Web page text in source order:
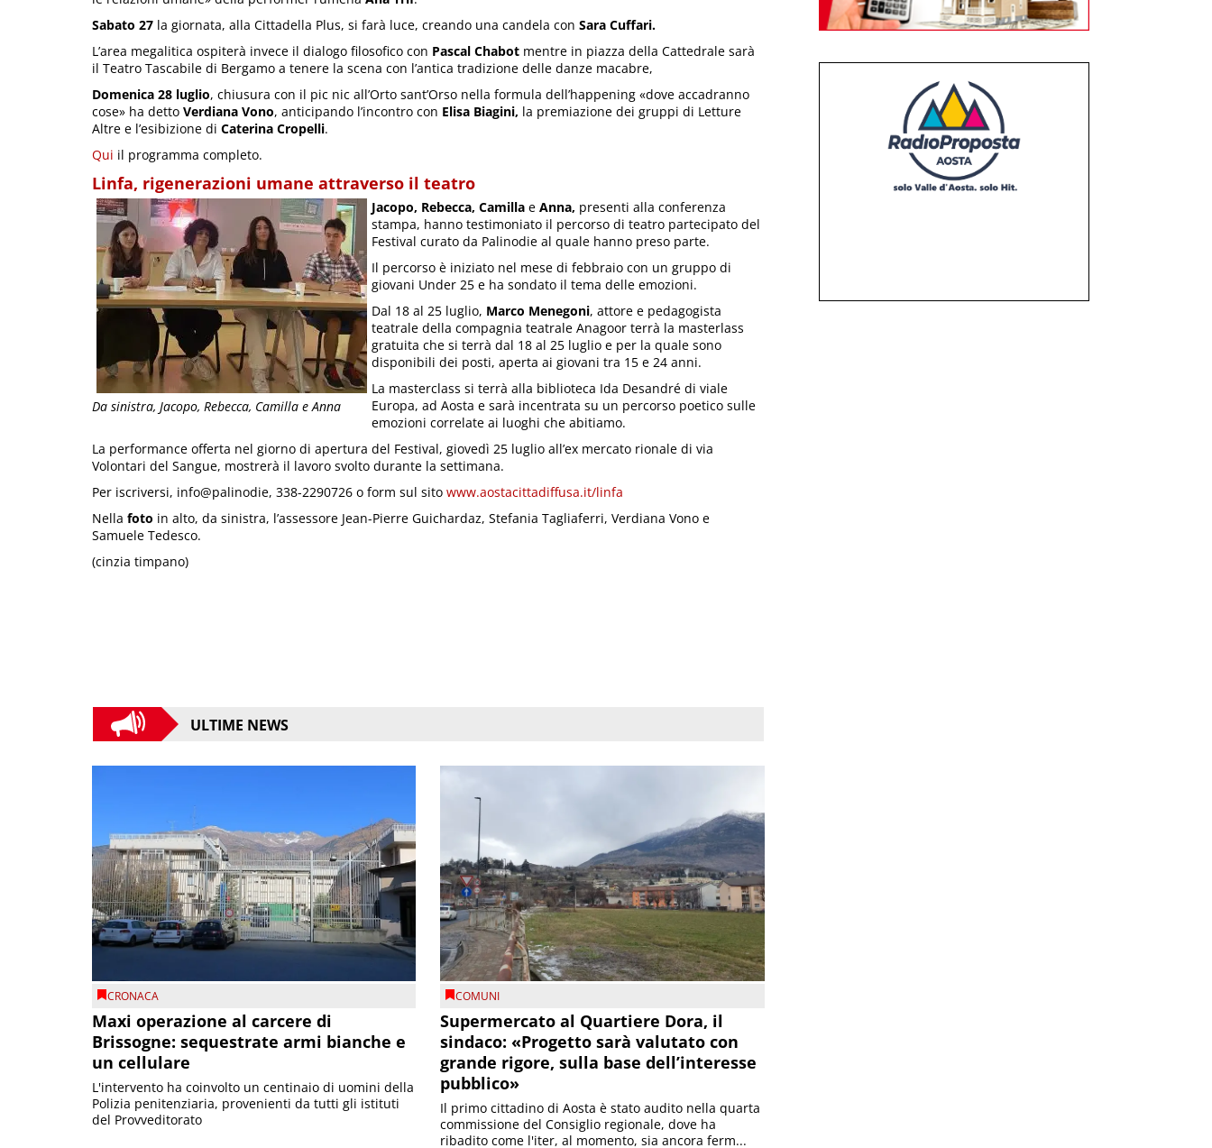
Sabato 27 la giornata, alla Cittadella Plus, si farà luce, creando una candela con Sara Cuffari.
L’area megalitica ospiterà invece il dialogo filosofico con Pascal Chabot mentre in piazza della Cattedrale sarà
il Teatro Tascabile di Bergamo a tenere la scena con l’antica tradizione delle danze macabre,
Domenica 28 luglio, chiusura con il pic nic all’Orto sant’Orso nella formula dell’happening «dove accadranno
cose» ha detto Verdiana Vono, anticipando l’incontro con Elisa Biagini, la premiazione dei gruppi di Letture
Altre e l’esibizione di Caterina Cropelli.
Qui il programma completo.
Linfa, rigenerazioni umane attraverso il teatro
Da sinistra, Jacopo, Rebecca, Camilla e Anna
Jacopo, Rebecca, Camilla e Anna, presenti alla conferenza
stampa, hanno testimoniato il percorso di teatro partecipato del
Festival curato da Palinodie al quale hanno preso parte.
Il percorso è iniziato nel mese di febbraio con un gruppo di
giovani Under 25 e ha sondato il tema delle emozioni.
Dal 18 al 25 luglio, Marco Menegoni, attore e pedagogista
teatrale della compagnia teatrale Anagoor terrà la masterlass
gratuita che si terrà dal 18 al 25 luglio e per la quale sono
disponibili dei posti, aperta ai giovani tra 15 e 24 anni.
La masterclass si terrà alla biblioteca Ida Desandré di viale
Europa, ad Aosta e sarà incentrata su un percorso poetico sulle
emozioni correlate ai luoghi che abitiamo.
La performance offerta nel giorno di apertura del Festival, giovedì 25 luglio all’ex mercato rionale di via
Volontari del Sangue, mostrerà il lavoro svolto durante la settimana.
Per iscriversi, info@palinodie, 338-2290726 o form sul sito www.aostacittadiffusa.it/linfa
Nella foto in alto, da sinistra, l’assessore Jean-Pierre Guichardaz, Stefania Tagliaferri, Verdiana Vono e
Samuele Tedesco.
(cinzia timpano)
ULTIME NEWS
CRONACA
Maxi operazione al carcere di
Brissogne: sequestrate armi bianche e
un cellulare
L'intervento ha coinvolto un centinaio di uomini della
Polizia penitenziaria, provenienti da tutti gli istituti
del Provveditorato
COMUNI
Supermercato al Quartiere Dora, il
sindaco: «Progetto sarà valutato con
grande rigore, sulla base dell’interesse
pubblico»
Il primo cittadino di Aosta è stato audito nella quarta
commissione del Consiglio regionale, dove ha
ribadito come l'iter, al momento, sia ancora ferm...